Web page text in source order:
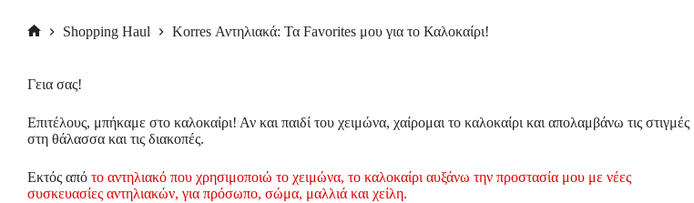
Shopping Haul Korres Αντηλιακά: Τα Favorites μου για το Καλοκαίρι!
Γεια σας!
Επιτέλους, μπήκαμε στο καλοκαίρι! Αν και παιδί του χειμώνα, χαίρομαι το καλοκαίρι και απολαμβάνω τις στιγμές
στη θάλασσα και τις διακοπές.
Εκτός από το αντηλιακό που χρησιμοποιώ το χειμώνα, το καλοκαίρι αυξάνω την προστασία μου με νέες
συσκευασίες αντηλιακών, για πρόσωπο, σώμα, μαλλιά και χείλη.